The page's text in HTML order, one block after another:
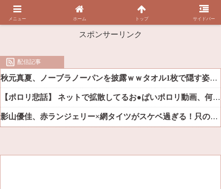
スポンサーリンク
配信記事
秋元真夏、ノーブラノーパンを披露ｗｗタオル1枚で隠す姿がほぼA●女優・・
【ポロリ悲話】 ネットで拡散してるお●ぱいポロリ動画、何故か叩かれる・・・
影山優佳、赤ランジェリー×網タイツがスケベ過ぎる！只の痴女だろ・・・
メニュー ホーム トップ サイドバー